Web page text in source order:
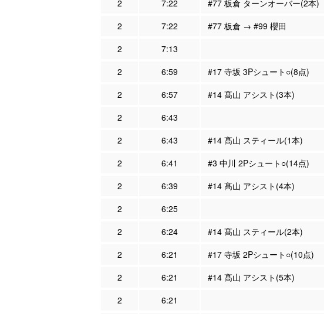
2
7:22
#77 板倉 ターンオーバー(2本)
2
7:22
#77 板倉 → #99 櫻田
2
7:13
2
6:59 #17 寺坂 3Pシュート○(8点)
2
6:57
#14 髙山 アシスト(3本)
2
6:43
2
6:43
#14 髙山 スティール(1本)
2
6:41 #3 中川 2Pシュート○(14点)
2
6:39
#14 髙山 アシスト(4本)
2
6:25
2
6:24
#14 髙山 スティール(2本)
2
6:21 #17 寺坂 2Pシュート○(10点)
2
6:21
#14 髙山 アシスト(5本)
2
6:21